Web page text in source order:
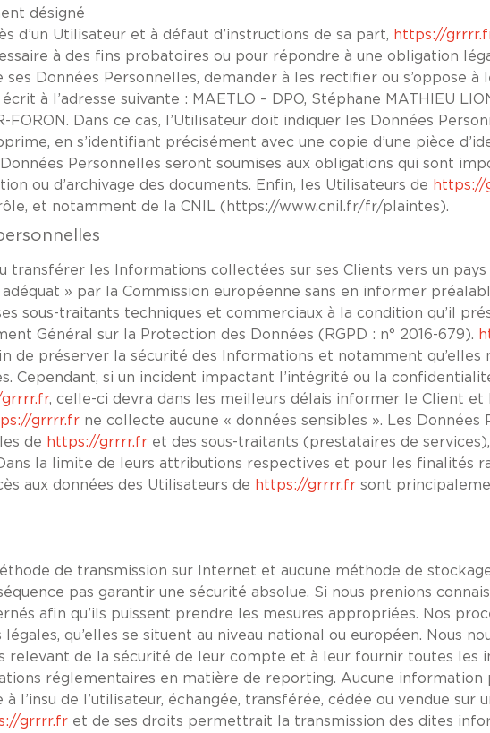
désigné
d’un Utilisateur et à défaut d’instructions de sa part, https://
à des fins probatoires ou pour répondre à une obligation
ses Données Personnelles, demander à les rectifier ou s’oppose à
à l’adresse suivante : MAETLO – DPO, Stéphane MATHIEU
FORON. Dans ce cas, l’Utilisateur doit indiquer les Données
en s’identifiant précisément avec une copie d’une pièce
Personnelles seront soumises aux obligations qui sont
ou d’archivage des documents. Enfin, les Utilisateurs de
https://
et notamment de la CNIL (https://www.cnil.fr/fr/plaintes).
transférer les Informations collectées sur ses Clients vers un pays
adéquat » par la Commission européenne sans en informer
sous-traitants techniques et commerciaux à la condition qu’il
Général sur la Protection des Données (RGPD : n° 2016-679).
de préserver la sécurité des Informations et notamment qu’elles
Cependant, si un incident impactant l’intégrité ou la
, celle-ci devra dans les meilleurs délais informer le Client et
grrrr.fr ne collecte aucune « données sensibles ». Les Données
de https://grrrr.fr et des sous-traitants (prestataires de
la limite de leurs attributions respectives et pour les finalités
aux données des Utilisateurs de https://grrrr.fr sont
de transmission sur Internet et aucune méthode de
pas garantir une sécurité absolue. Si nous prenions
afin qu’ils puissent prendre les mesures appropriées. Nos
qu’elles se situent au niveau national ou européen. Nous
relevant de la sécurité de leur compte et à leur fournir toutes les
réglementaires en matière de reporting. Aucune information
à l’insu de l’utilisateur, échangée, transférée, cédée ou vendue sur
grrrr.fr et de ses droits permettrait la transmission des dites